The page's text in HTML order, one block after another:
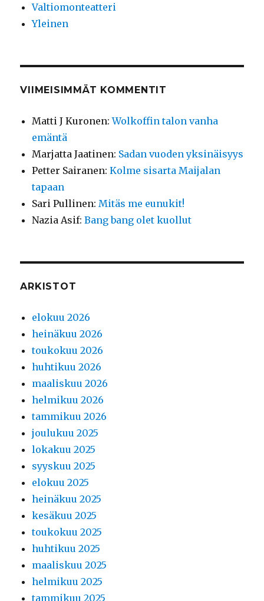
Valtiomonteatteri
Yleinen
VIIMEISIMMÄT KOMMENTIT
Matti J Kuronen:Wolkoffin talon vanha
emäntä
Marjatta Jaatinen: Sadan vuoden yksinäisyys
Petter Sairanen:Kolme sisarta Maijalan
tapaan
Sari Pullinen: Mitäs me eunukit!
Nazia Asif:Bang bang olet kuollut
ARKISTOT
elokuu 2026
heinäkuu 2026
toukokuu 2026
huhtikuu 2026
maaliskuu 2026
helmikuu 2026
tammikuu 2026
joulukuu 2025
lokakuu 2025
syyskuu 2025
elokuu 2025
heinäkuu 2025
kesäkuu 2025
toukokuu 2025
huhtikuu 2025
maaliskuu 2025
helmikuu 2025
tammikuu 2025